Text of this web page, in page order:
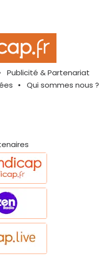
Publicité & Partenariat
Qui sommes nous ?